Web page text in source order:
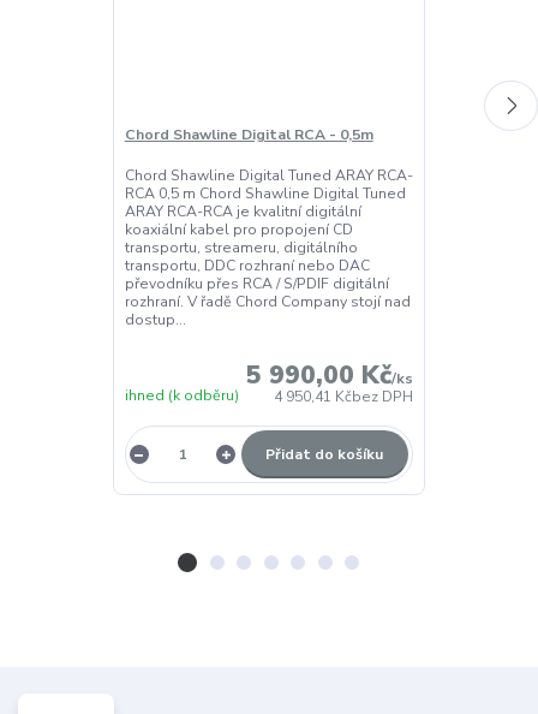
Chord Shawline Digital RCA - 0,5m
Chord Shawline Digital Tuned ARAY RCA-
RCA 0,5 m Chord Shawline Digital Tuned
ARAY RCA-RCA je kvalitní digitální
koaxiální kabel pro propojení CD
transportu, streameru, digitálního
transportu, DDC rozhraní nebo DAC
převodníku přes RCA / S/PDIF digitální
rozhraní. V řadě Chord Company stojí nad
dostup...
5 990,00 Kč/ks
4 950,41 Kčbez DPH
ihned (k odběru)
Přidat do košíku
Chord Hugo